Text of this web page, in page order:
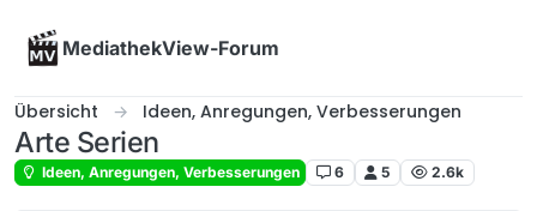
MediathekView-Forum
Übersicht Ideen, Anregungen, Verbesserungen
Arte Serien
Ideen, Anregungen, Verbesserungen 6 5 2.6k